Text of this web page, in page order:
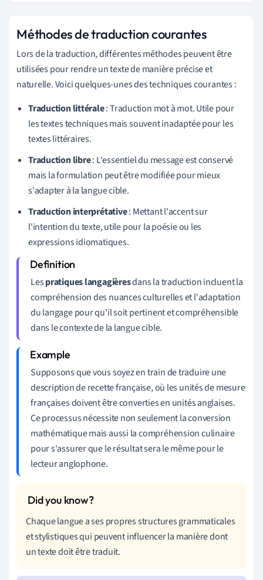
Méthodes de traduction courantes
Lors de la traduction, différentes méthodes peuvent être
utilisées pour rendre un texte de manière précise et
naturelle. Voici quelques-unes des techniques courantes :
Traduction littérale: Traduction mot à mot. Utile pour
les textes techniques mais souvent inadaptée pour les
textes littéraires.
Traduction libre: L'essentiel du message est conservé
mais la formulation peut être modifiée pour mieux
s'adapter à la langue cible.
Traduction interprétative: Mettant l'accent sur
l'intention du texte, utile pour la poésie ou les
expressions idiomatiques.
Lespratiques langagièresdans la traduction incluent la
compréhension des nuances culturelles et l'adaptation
du langage pour qu'il soit pertinent et compréhensible
dans le contexte de la langue cible.
Supposons que vous soyez en train de traduire une
description de recette française, où les unités de mesure
françaises doivent être converties en unités anglaises.
Ce processus nécessite non seulement la conversion
mathématique mais aussi la compréhension culinaire
pour s'assurer que le résultat sera le même pour le
lecteur anglophone.
Chaque langue a ses propres structures grammaticales
et stylistiques qui peuvent influencer la manière dont
un texte doit être traduit.